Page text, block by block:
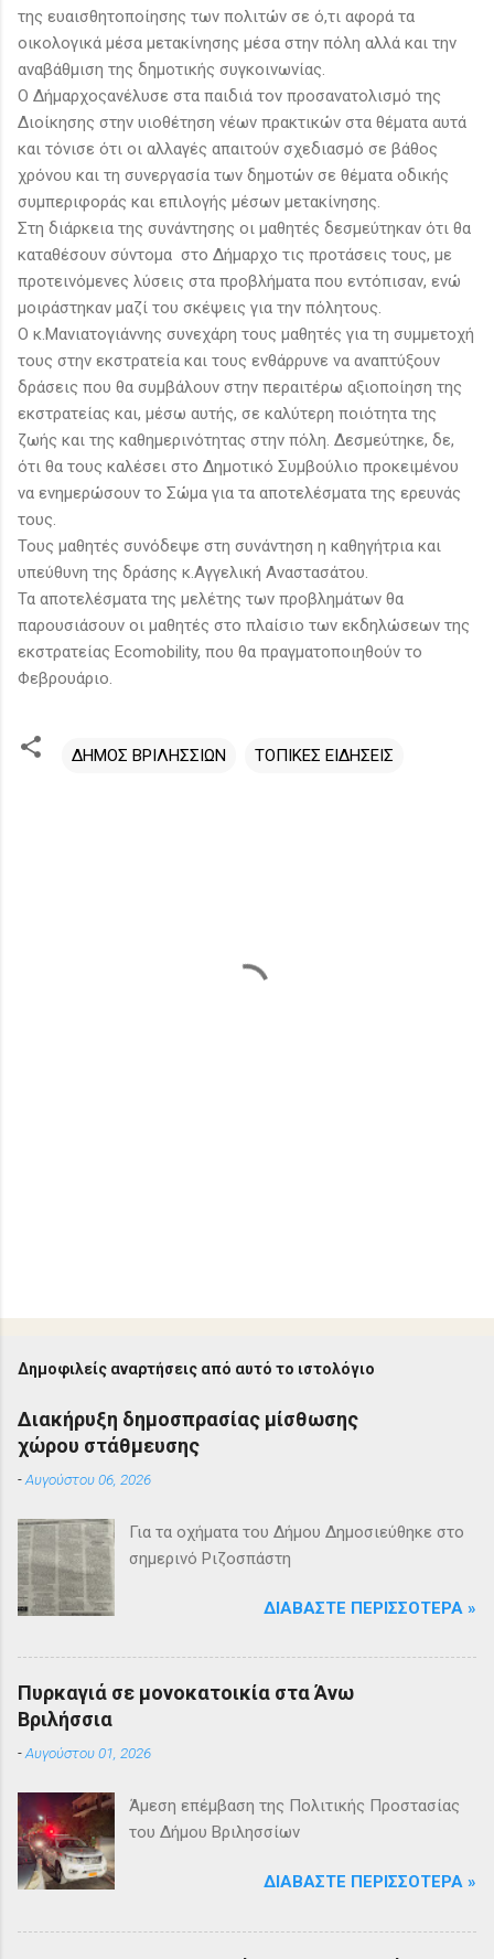
της ευαισθητοποίησης των πολιτών σε ό,τι αφορά τα
οικολογικά μέσα μετακίνησης μέσα στην πόλη αλλά και την
αναβάθμιση της δημοτικής συγκοινωνίας.
Ο Δήμαρχοςανέλυσε στα παιδιά τον προσανατολισμό της
Διοίκησης στην υιοθέτηση νέων πρακτικών στα θέματα αυτά
και τόνισε ότι οι αλλαγές απαιτούν σχεδιασμό σε βάθος
χρόνου και τη συνεργασία των δημοτών σε θέματα οδικής
συμπεριφοράς και επιλογής μέσων μετακίνησης.
Στη διάρκεια της συνάντησης οι μαθητές δεσμεύτηκαν ότι θα
καταθέσουν σύντομα στο Δήμαρχο τις προτάσεις τους, με
προτεινόμενες λύσεις στα προβλήματα που εντόπισαν, ενώ
μοιράστηκαν μαζί του σκέψεις για την πόλητους.
Ο κ.Μανιατογιάννης συνεχάρη τους μαθητές για τη συμμετοχή
τους στην εκστρατεία και τους ενθάρρυνε να αναπτύξουν
δράσεις που θα συμβάλουν στην περαιτέρω αξιοποίηση της
εκστρατείας και, μέσω αυτής, σε καλύτερη ποιότητα της
ζωής και της καθημερινότητας στην πόλη. Δεσμεύτηκε, δε,
ότι θα τους καλέσει στο Δημοτικό Συμβούλιο προκειμένου
να ενημερώσουν το Σώμα για τα αποτελέσματα της ερευνάς
τους.
Τους μαθητές συνόδεψε στη συνάντηση η καθηγήτρια και
υπεύθυνη της δράσης κ.Αγγελική Αναστασάτου.
Τα αποτελέσματα της μελέτης των προβλημάτων θα
παρουσιάσουν οι μαθητές στο πλαίσιο των εκδηλώσεων της
εκστρατείας Ecomobility, που θα πραγματοποιηθούν το
Φεβρουάριο.
ΔΗΜΟΣ ΒΡΙΛΗΣΣΙΩΝ ΤΟΠΙΚΕΣ ΕΙΔΗΣΕΙΣ
Δημοφιλείς αναρτήσεις από αυτό το ιστολόγιο
Διακήρυξη δημοσπρασίας μίσθωσης
χώρου στάθμευσης
-Αυγούστου 06, 2026
Για τα οχήματα του Δήμου Δημοσιεύθηκε στο
σημερινό Ριζοσπάστη
ΔΙΑΒΆΣΤΕ ΠΕΡΙΣΣΌΤΕΡΑ »
Πυρκαγιά σε μονοκατοικία στα Άνω
Βριλήσσια
-Αυγούστου 01, 2026
Άμεση επέμβαση της Πολιτικής Προστασίας
του Δήμου Βριλησσίων
ΔΙΑΒΆΣΤΕ ΠΕΡΙΣΣΌΤΕΡΑ »